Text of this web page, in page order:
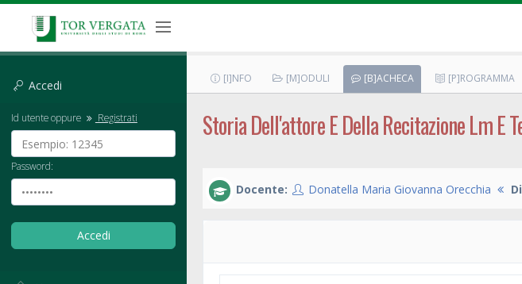
Accedi
Id utente oppure Registrati
Password:
[I]NFO [M]ODULI [B]ACHECA [P]ROGRAMMA
Storia Dell'attore E Della Recitazione Lm E
Docente: Donatella Maria Giovanna Orecchia